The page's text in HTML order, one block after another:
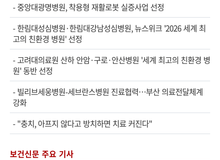
-중앙대광명병원, 착용형 재활로봇 실증사업 선정
- 한림대성심병원·한림대강남성심병원, 뉴스위크 '2026 세계 최
고의 친환경 병원' 선정
- 고려대의료원 산하 안암·구로·안산병원 '세계 최고의 친환경 병
원' 동반 선정
- 빌리브세웅병원-세브란스병원 진료협력…부산 의료전달체계
강화
- "충치, 아프지 않다고 방치하면 치료 커진다"
보건신문 주요 기사